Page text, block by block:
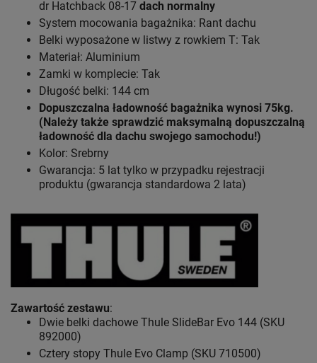
dr Hatchback 08-17 dach normalny
System mocowania bagażnika: Rant dachu
Belki wyposażone w listwy z rowkiem T: Tak
Materiał: Aluminium
Zamki w komplecie: Tak
Długość belki: 144 cm
Dopuszczalna ładowność bagażnika wynosi 75kg.
(Należy także sprawdzić maksymalną dopuszczalną
ładowność dla dachu swojego samochodu!)
Kolor: Srebrny
Gwarancja: 5 lat tylko w przypadku rejestracji
produktu (gwarancja standardowa 2 lata)
Zawartość zestawu:
Dwie belki dachowe Thule SlideBar Evo 144 (SKU
892000)
Cztery stopy Thule Evo Clamp (SKU 710500)